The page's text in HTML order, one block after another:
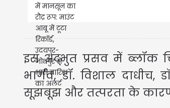
इस अद्भुत प्रसव में ब्लॉक
भार्गव, डॉ. विशाल
सूझबूझ और तत्परता के कारण